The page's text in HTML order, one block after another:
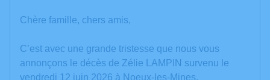
Chère famille, chers amis,
C’est avec une grande tristesse que nous vous
annonçons le décès de Zélie LAMPIN survenu le
vendredi 12 juin 2026 à Noeux-les-Mines.